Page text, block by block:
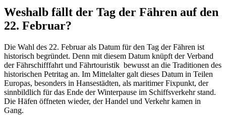
Weshalb fällt der Tag der Fähren auf den
22. Februar?
Die Wahl des 22. Februar als Datum für den Tag der Fähren ist
historisch begründet. Denn mit diesem Datum knüpft der Verband
der Fährschifffahrt und Fährtouristik bewusst an die Traditionen des
historischen Petritag an. Im Mittelalter galt dieses Datum in Teilen
Europas, besonders in Hansestädten, als maritimer Fixpunkt, der
sinnbildlich für das Ende der Winterpause im Schiffsverkehr stand.
Die Häfen öffneten wieder, der Handel und Verkehr kamen in
Gang.